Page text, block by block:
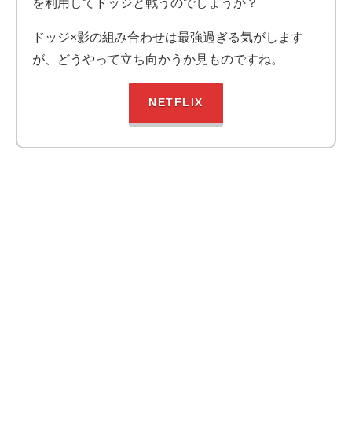
ドッジ×影の組み合わせは最強過ぎる気がします
が、どうやって立ち向かうか見ものですね。
NETFLIX